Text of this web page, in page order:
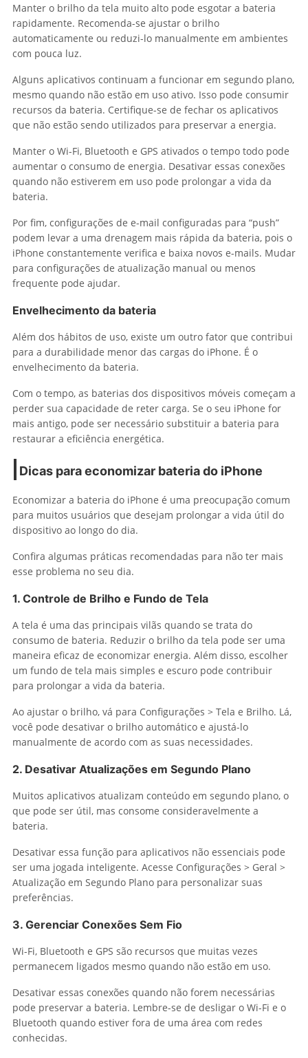
Manter o brilho da tela muito alto pode esgotar a bateria
rapidamente. Recomenda-se ajustar o brilho
automaticamente ou reduzi-lo manualmente em ambientes
com pouca luz.
Alguns aplicativos continuam a funcionar em segundo plano,
mesmo quando não estão em uso ativo. Isso pode consumir
recursos da bateria. Certifique-se de fechar os aplicativos
que não estão sendo utilizados para preservar a energia.
Manter o Wi-Fi, Bluetooth e GPS ativados o tempo todo pode
aumentar o consumo de energia. Desativar essas conexões
quando não estiverem em uso pode prolongar a vida da
bateria.
Por fim, configurações de e-mail configuradas para “push”
podem levar a uma drenagem mais rápida da bateria, pois o
iPhone constantemente verifica e baixa novos e-mails. Mudar
para configurações de atualização manual ou menos
frequente pode ajudar.
Envelhecimento da bateria
Além dos hábitos de uso, existe um outro fator que contribui
para a durabilidade menor das cargas do iPhone. É o
envelhecimento da bateria.
Com o tempo, as baterias dos dispositivos móveis começam a
perder sua capacidade de reter carga. Se o seu iPhone for
mais antigo, pode ser necessário substituir a bateria para
restaurar a eficiência energética.
Dicas para economizar bateria do iPhone
Economizar a bateria do iPhone é uma preocupação comum
para muitos usuários que desejam prolongar a vida útil do
dispositivo ao longo do dia.
Confira algumas práticas recomendadas para não ter mais
esse problema no seu dia.
1. Controle de Brilho e Fundo de Tela
A tela é uma das principais vilãs quando se trata do
consumo de bateria. Reduzir o brilho da tela pode ser uma
maneira eficaz de economizar energia. Além disso, escolher
um fundo de tela mais simples e escuro pode contribuir
para prolongar a vida da bateria.
Ao ajustar o brilho, vá para Configurações > Tela e Brilho. Lá,
você pode desativar o brilho automático e ajustá-lo
manualmente de acordo com as suas necessidades.
2. Desativar Atualizações em Segundo Plano
Muitos aplicativos atualizam conteúdo em segundo plano, o
que pode ser útil, mas consome consideravelmente a
bateria.
Desativar essa função para aplicativos não essenciais pode
ser uma jogada inteligente. Acesse Configurações > Geral >
Atualização em Segundo Plano para personalizar suas
preferências.
3. Gerenciar Conexões Sem Fio
Wi-Fi, Bluetooth e GPS são recursos que muitas vezes
permanecem ligados mesmo quando não estão em uso.
Desativar essas conexões quando não forem necessárias
pode preservar a bateria. Lembre-se de desligar o Wi-Fi e o
Bluetooth quando estiver fora de uma área com redes
conhecidas.